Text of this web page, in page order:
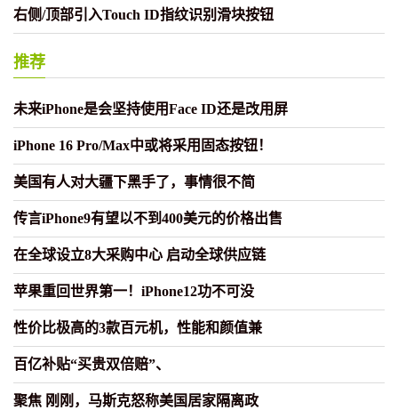
右侧/顶部引入Touch ID指纹识别滑块按钮
推荐
未来iPhone是会坚持使用Face ID还是改用屏
iPhone 16 Pro/Max中或将采用固态按钮！
美国有人对大疆下黑手了，事情很不简
传言iPhone9有望以不到400美元的价格出售
在全球设立8大采购中心 启动全球供应链
苹果重回世界第一！iPhone12功不可没
性价比极高的3款百元机，性能和颜值兼
百亿补贴“买贵双倍赔”、
聚焦 刚刚，马斯克怒称美国居家隔离政